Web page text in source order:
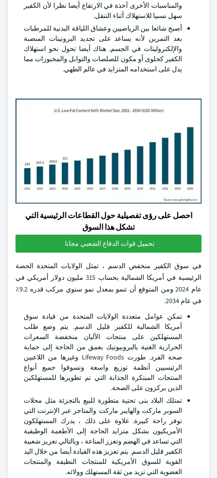
والمناسبات الأخرى آخذة في الارتفاع أيضا نظرا لأن الكفير
سهل نسبيا للاستهلاك أثناء التنقل.
أصبح شائعا بين الرياضيين وعشاق اللياقة البدنية للمرطبات
بعد التمرين لأنه يساعد على تجديد البروتينات المنضبة
والإلكتروليتات في الجسم. هناك أيضا تحول نحو استهلاك
الكفير كحلوى أو مكون للصلصات والتوابل والمخبوزات مما
يدل على استخدامه المتزايد في عالم الطهي.
احصل على رؤى تفصيلية حول القطاعات الرئيسية التي
تشكل هذا السوق
تحميل قوات الدفاع الشعبي مجانا
في سوق الكفير منخفض الدسم ، تمثل الولايات المتحدة الحصة
الرئيسية في أمريكا الشمالية بحساب 315 مليون دولار أمريكي في
عام 2024 ومن المتوقع أن تنمو بمعدل نمو سنوي مركب قدره 9.2٪
في عام 2034.
تمكن عوامل متعددة الولايات المتحدة من قيادة سوق
أمريكا الشمالية للكفير قليل الدسم. يتم وضع طلب
المستهلكين على منتجات الألبان منخفضة السعرات
الحرارية الغنية بالبروبيوتيك بعمق من الحاجة إلى حماية
صحة الفرد. طورت Lifeway Foods وغيرها من اللاعبين
الرئيسيين أنظمة توزيع واسعة وتسوقوا جميع أنواع
المنتجات المبتكرة الجذابة التي تم تطويرها للمستهلكين
الذين يركزون على الصحة.
تمتلك البلاد بنى تحتية متطورة للبيع بالتجزئة مثل محلات
السوبر ماركت والهايبر ماركت والمتاجر عبر الإنترنت التي
توفر راحة كبيرة. علاوة على ذلك ، يدرك المستهلكون
الأمريكيون بشكل متزايد الحاجة إلى الأطعمة الوظيفية
التي تساعد في الهضم وتعزز المناعة ، وبالتالي تعزيز شعبية
الكفير قليل الدسم. يتم تعزيز هذه القيادة أيضا من خلال اليد
القوية للسوق الأمريكية للمنتجات النظيفة والمنتجات
العضوية التي تزيد من ثقة المستهلك وولائه.